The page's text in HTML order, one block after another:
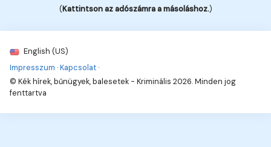
(Kattintson az adószámra a másoláshoz.)
English (US)
Impresszum ·Kapcsolat ·
© Kék hírek, bűnügyek, balesetek - Kriminális 2026. Minden jog
fenttartva